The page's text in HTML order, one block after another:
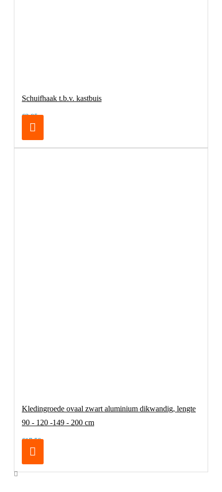
Schuifhaak t.b.v. kastbuis
€3,95
Kledingroede ovaal zwart aluminium dikwandig, lengte
90 - 120 -149 - 200 cm
€17,50